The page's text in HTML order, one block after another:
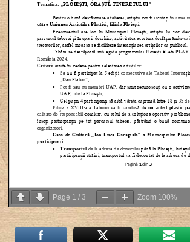
Page 1 /3 Zoom 100%